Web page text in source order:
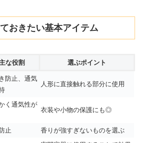
おきたい基本アイテム
主な役割 選ぶポイント
防止、通気
人形に直接触れる部分に使用
く通気性が
衣装や小物の保護にも◎
止 香りが強すぎないものを選ぶ